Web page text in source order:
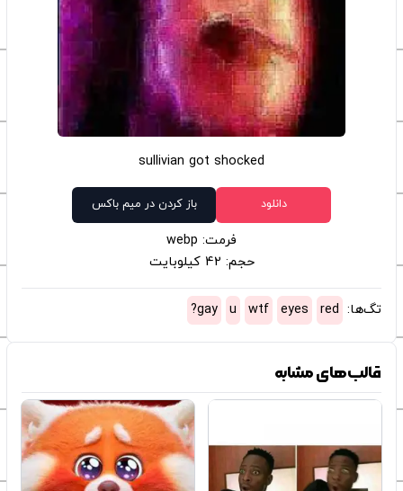
sullivian got shocked
دانلود باز کردن در میم باکس
فرمت: webp
حجم: 42 کیلوبایت
تگ‌ها: red
eyes
wtf
u
gay?
قالب‌های مشابه